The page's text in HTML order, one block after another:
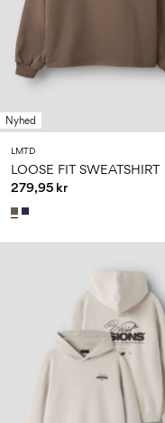
Nyhed
LMTD
LOOSE FIT SWEATSHIRT
279,95 kr